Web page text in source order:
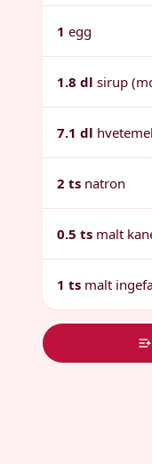
1 egg
1.8 dl sirup
7.1 dl hvetemel
2 ts natron
0.5 ts malt
1 ts malt